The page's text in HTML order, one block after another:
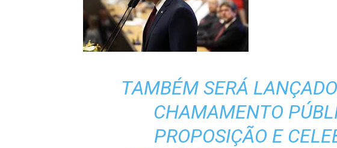
TAMBÉM SERÁ
CHAMAMENTO
PROPOSIÇÃO E